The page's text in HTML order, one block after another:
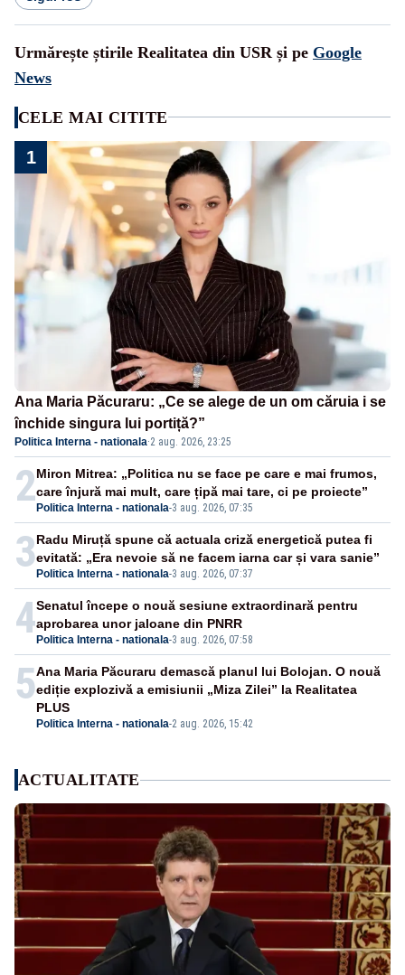
Urmărește știrile Realitatea din USR și pe Google
News
CELE MAI CITITE
1
Ana Maria Păcuraru: „Ce se alege de un om căruia i se
închide singura lui portiță?”
Politica Interna - nationala·2 aug. 2026, 23:25
2 Politica Interna - nationala-3 aug. 2026, 07:35
Miron Mitrea: „Politica nu se face pe care e mai frumos,
care înjură mai mult, care țipă mai tare, ci pe proiecte”
3 Politica Interna - nationala-3 aug. 2026, 07:37
Radu Miruță spune că actuala criză energetică putea fi
evitată: „Era nevoie să ne facem iarna car și vara sanie”
4 Politica Interna - nationala-3 aug. 2026, 07:58
Senatul începe o nouă sesiune extraordinară pentru
aprobarea unor jaloane din PNRR
5
Politica Interna - nationala-2 aug. 2026, 15:42
Ana Maria Păcuraru demască planul lui Bolojan. O nouă
ediție explozivă a emisiunii „Miza Zilei” la Realitatea
PLUS
ACTUALITATE